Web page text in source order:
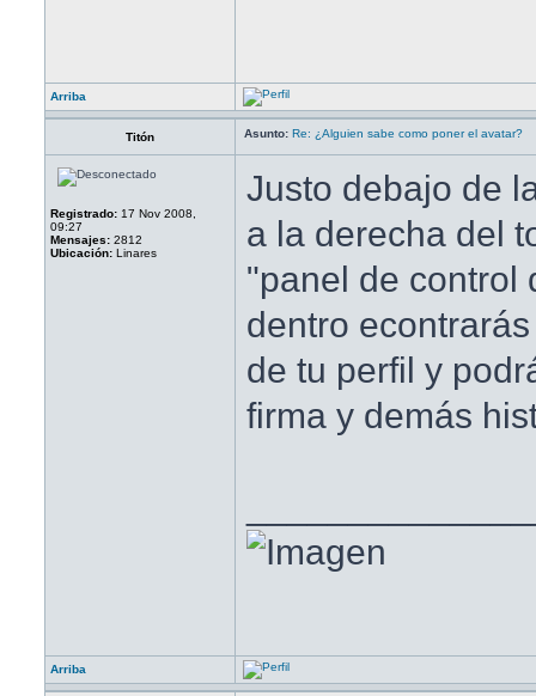
Arriba
Titón Asunto: Re: ¿Alguien sabe como poner el avatar?
Registrado: 17 Nov 2008,
09:27
Mensajes: 2812
Ubicación: Linares
Justo debajo de
a la derecha del
"panel de control
dentro
de tu perfil y
firma y demás
Arriba